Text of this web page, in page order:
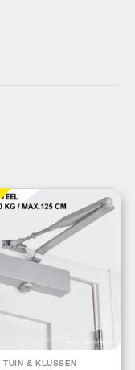
TUIN & KLUSSEN